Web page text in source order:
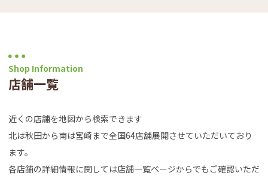
Shop Information
店舗一覧
近くの店舗を地図から検索できます
北は秋田から南は宮崎まで全国64店舗展開させていただいており
ます。
各店舗の詳細情報に関しては店舗一覧ページからでもご確認いただ